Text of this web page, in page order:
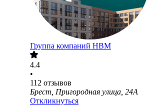
Группа компаний НВМ
4.4
•
112 отзывов
Брест, Пригородная улица, 24А
Откликнуться